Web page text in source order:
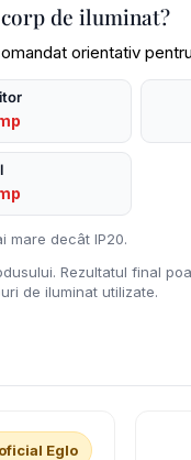
de iluminat?
orientativ
mare decât IP20.
Rezultatul final
de iluminat utilizate.
Eglo